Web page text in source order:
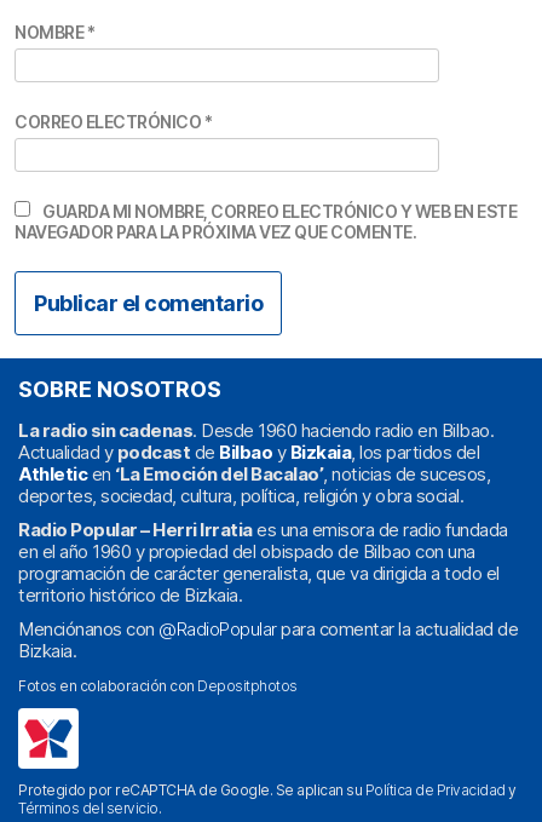
NOMBRE*
CORREO ELECTRÓNICO *
GUARDA MI NOMBRE, CORREO ELECTRÓNICO Y WEB EN ESTE
NAVEGADOR PARA LA PRÓXIMA VEZ QUE COMENTE.
SOBRE NOSOTROS
La radio sin cadenas. Desde 1960 haciendo radio en Bilbao.
Actualidad y podcast de Bilbao y Bizkaia, los partidos del
Athleticen ‘La Emoción del Bacalao’, noticias de sucesos,
deportes, sociedad, cultura, política, religión y obra social.
Radio Popular – Herri Irratiaes una emisora de radio fundada
en el año 1960 y propiedad del obispado de Bilbao con una
programación de carácter generalista, que va dirigida a todo el
territorio histórico de Bizkaia.
Menciónanos con @RadioPopularpara comentar la actualidad de
Bizkaia.
Fotos en colaboración con Depositphotos
Protegido por reCAPTCHA de Google. Se aplican su Política de Privacidad y
Términos del servicio.